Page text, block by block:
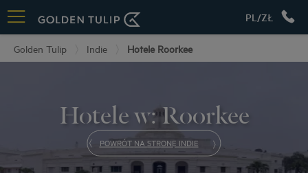
PL/ZŁ
Golden Tulip Indie Hotele Roorkee
Hotele w: Roorkee
POWRÓT NA STRONĘ INDIE